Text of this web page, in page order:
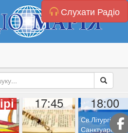
Слухати Радіо
17:45 18:00
Св.Літургія з
Санктуарію